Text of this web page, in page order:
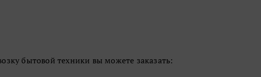
бытовой техники вы можете заказать: